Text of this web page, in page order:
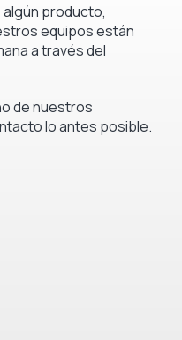
producto,
equipos están
a través del
de nuestros
lo antes posible.